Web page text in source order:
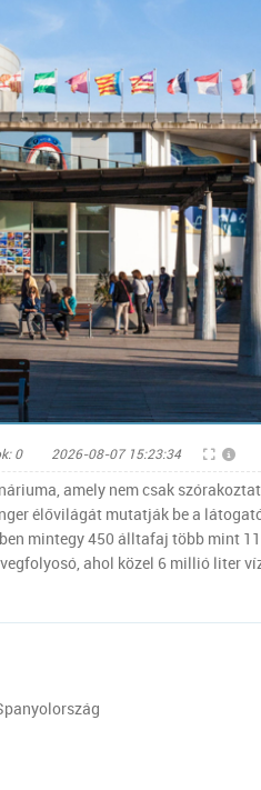
0 2026-08-07 15:23:34
amely nem csak
élővilágát mutatják be a
mintegy 450 álltafaj több mint
ahol közel 6 millió liter